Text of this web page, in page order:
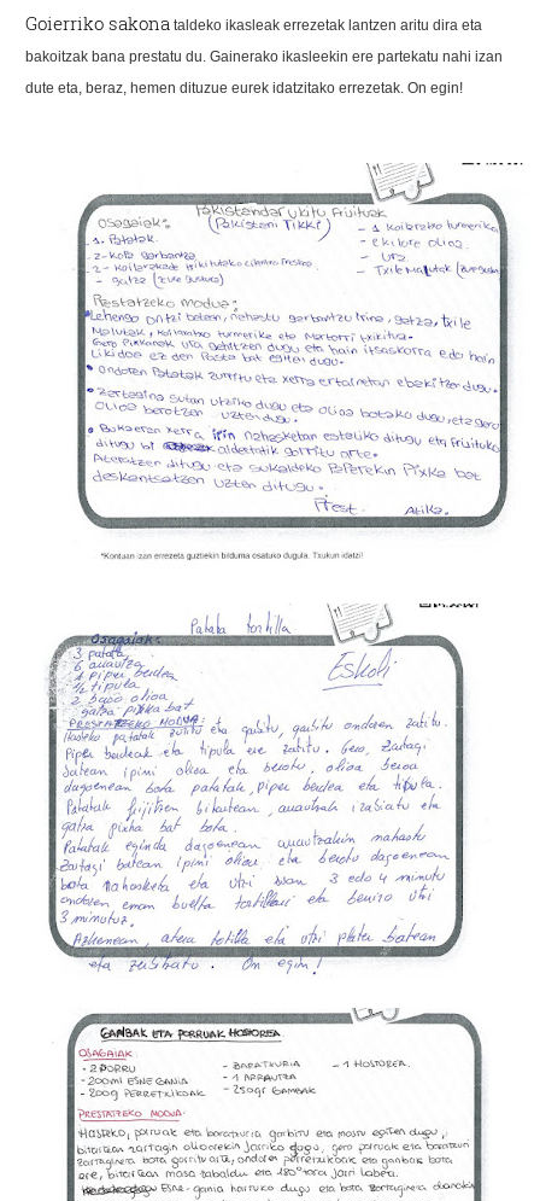
Goierriko sakona taldeko ikasleak errezetak lantzen aritu dira eta
bakoitzak bana prestatu du. Gainerako ikasleekin ere partekatu nahi izan
dute eta, beraz, hemen dituzue eurek idatzitako errezetak. On egin!